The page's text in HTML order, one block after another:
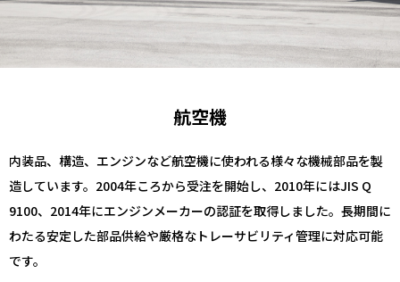
航空機
内装品、構造、エンジンなど航空機に使われる様々な機械部品を製
造しています。2004年ころから受注を開始し、2010年にはJIS Q
9100、2014年にエンジンメーカーの認証を取得しました。長期間に
わたる安定した部品供給や厳格なトレーサビリティ管理に対応可能
です。